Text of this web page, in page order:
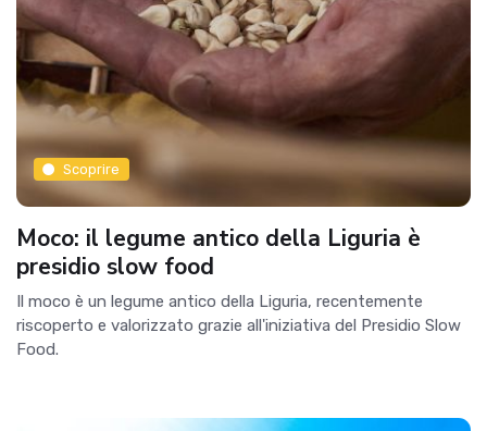
Scoprire
Moco: il legume antico della Liguria è
presidio slow food
Il moco è un legume antico della Liguria, recentemente
riscoperto e valorizzato grazie all'iniziativa del Presidio Slow
Food.